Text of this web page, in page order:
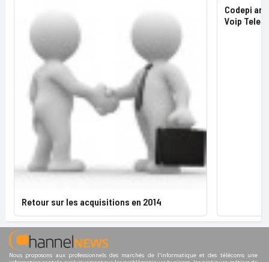
Retour sur les acquisitions en 2014
Codepi
Voip
Nous proposons aux professionnels des marchés de l'informatique et des télécoms une